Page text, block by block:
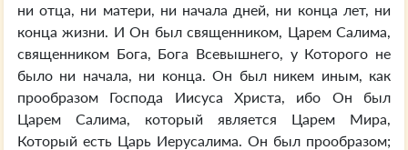
ни отца, ни матери, ни начала дней, ни конца лет, ни
конца жизни. И Он был священником, Царем Салима,
священником Бога, Бога Всевышнего, у Которого не
было ни начала, ни конца. Он был никем иным, как
прообразом Господа Иисуса Христа, ибо Он был
Царем Салима, который является Царем Мира,
Который есть Царь Иерусалима. Он был прообразом;